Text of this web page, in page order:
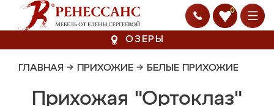
0
ОЗЕРЫ
ГЛАВНАЯ → ПРИХОЖИЕ → БЕЛЫЕ ПРИХОЖИЕ
Прихожая "Ортоклаз"